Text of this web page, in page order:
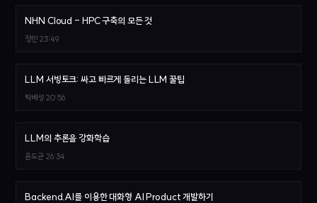
NHN Cloud - HPC 구축의 모든 것
정민 23:49
LLM 서빙토크: 싸고 빠르게 돌리는 LLM 꿀팁
박배성 20:56
LLM의 추론을 강화학습
윤도균 26:34
Backend.AI를 이용한 대화형 AI Product 개발하기